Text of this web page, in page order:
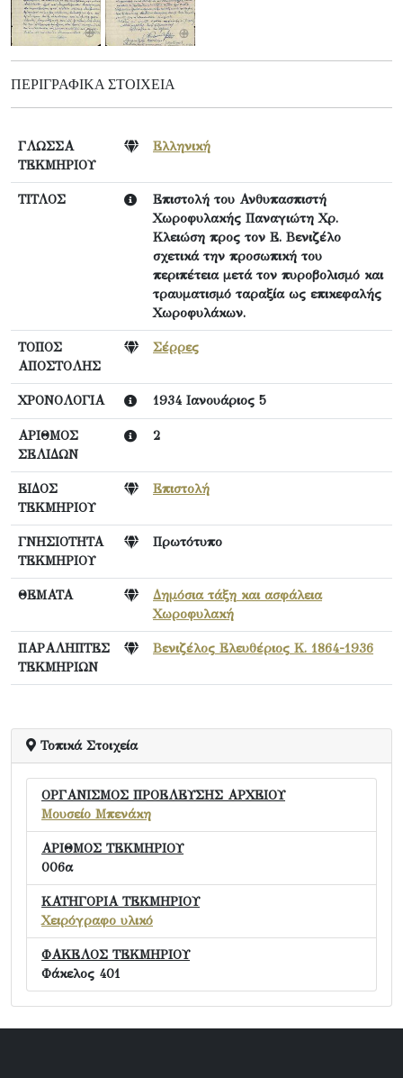
ΠΕΡΙΓΡΑΦΙΚΆ ΣΤΟΙΧΕΊΑ
ΓΛΩΣΣΑ
ΤΕΚΜΗΡΙΟΥ
Ελληνική
ΤΙΤΛΟΣ
Επιστολή του Ανθυπασπιστή
Χωροφυλακής Παναγιώτη Χρ.
Κλειώση προς τον Ε. Βενιζέλο
σχετικά την προσωπική του
περιπέτεια μετά τον πυροβολισμό και
τραυματισμό ταραξία ως επικεφαλής
Χωροφυλάκων.
ΤΟΠΟΣ
ΑΠΟΣΤΟΛΗΣ
Σέρρες
ΧΡΟΝΟΛΟΓΙΑ 1934 Ιανουάριος 5
ΑΡΙΘΜΟΣ
ΣΕΛΙΔΩΝ
2
ΕΙΔΟΣ
ΤΕΚΜΗΡΙΟΥ
Επιστολή
ΓΝΗΣΙΟΤΗΤΑ
ΤΕΚΜΗΡΙΟΥ
Πρωτότυπο
ΘΕΜΑΤΑ
Δημόσια τάξη και ασφάλεια
Χωροφυλακή
ΠΑΡΑΛΗΠΤΕΣ
ΤΕΚΜΗΡΙΩΝ
Βενιζέλος Ελευθέριος Κ. 1864-1936
Τοπικά Στοιχεία
ΟΡΓΑΝΙΣΜΟΣ ΠΡΟΕΛΕΥΣΗΣ ΑΡΧΕΙΟΥ
Μουσείο Μπενάκη
ΑΡΙΘΜΟΣ ΤΕΚΜΗΡΙΟΥ
006α
ΚΑΤΗΓΟΡΙΑ ΤΕΚΜΗΡΙΟΥ
Χειρόγραφο υλικό
ΦΑΚΕΛΟΣ ΤΕΚΜΗΡΙΟΥ
Φάκελος 401